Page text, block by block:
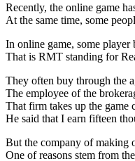
Recently, the online game
At the same time, some
In online game, some player
That is RMT standing for
They often buy through the
The employee of the
That firm takes up the game
He said that I earn fifteen
But the company of making
One of reasons stem from